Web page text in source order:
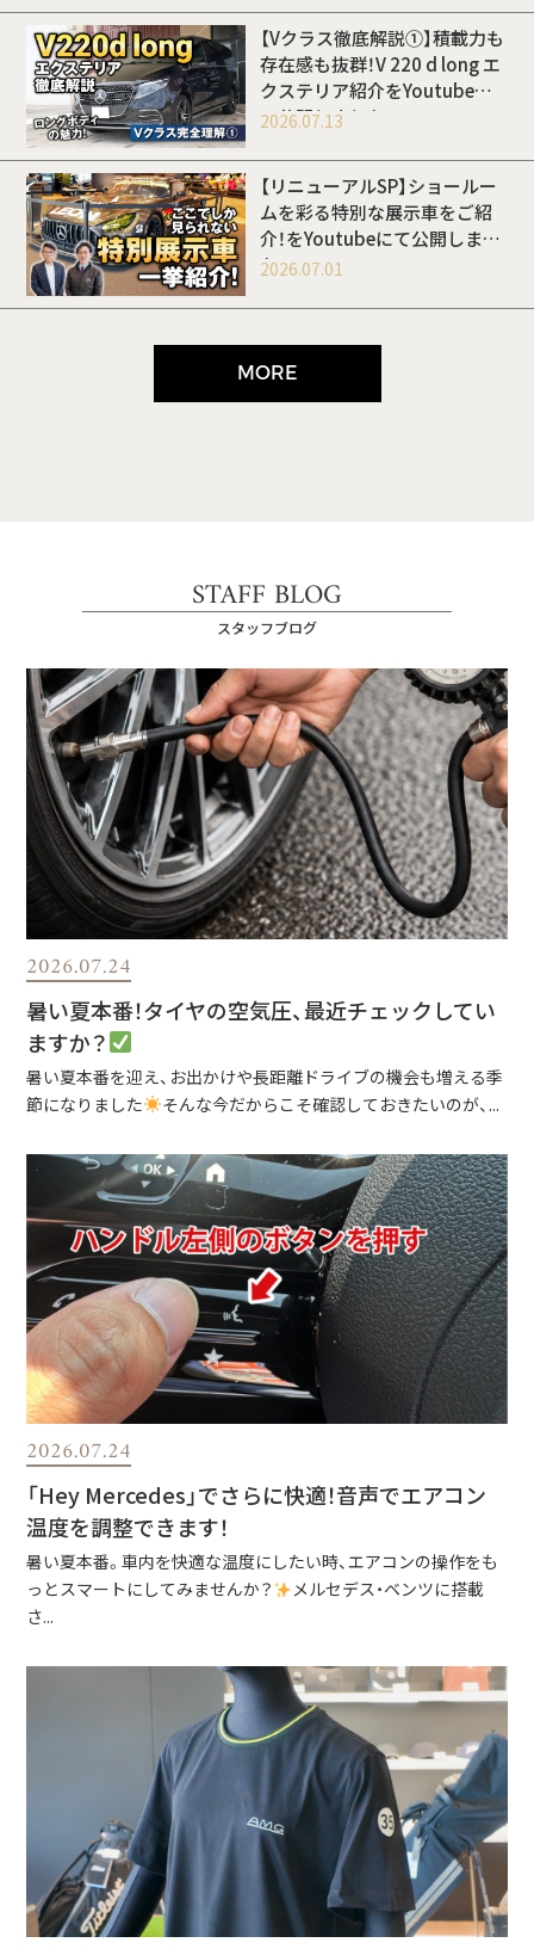
【Vクラス徹底解説①】積載力も
存在感も抜群！V 220 d long エ
クステリア紹介をYoutubeに
て公開しました
2026.07.13
【リニューアルSP】ショールー
ムを彩る特別な展示車をご紹
介！をYoutubeにて公開しまし
た
2026.07.01
MORE
STAFF BLOG
スタッフブログ
2026.07.24
暑い夏本番！タイヤの空気圧、最近チェックしてい
ますか？
暑い夏本番を迎え、お出かけや長距離ドライブの機会も増える季
節になりました
そんな今だからこそ確認しておきたいのが、...
2026.07.24
「Hey Mercedes」でさらに快適！音声でエアコン
温度を調整できます！
暑い夏本番。車内を快適な温度にしたい時、エアコンの操作をも
っとスマートにしてみませんか？
メルセデス・ベンツに搭載
さ...